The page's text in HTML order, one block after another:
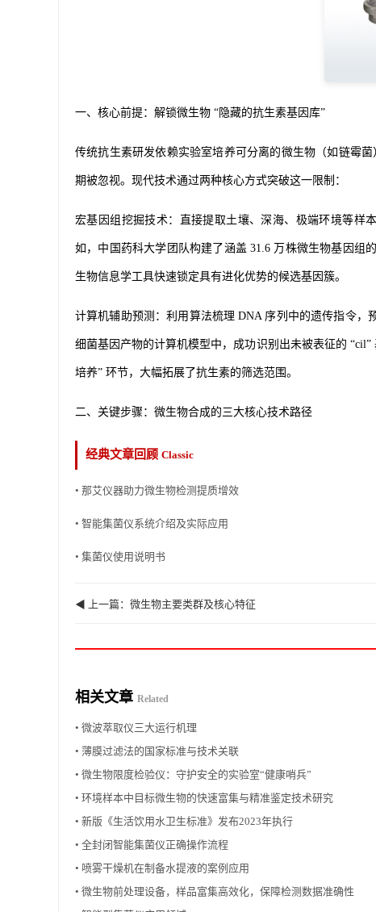
一、核心前提：解锁微生物 “隐藏的抗生素基因库”
传统抗生素研发依赖实验室培养可分离的微生物（如链霉
期被忽视。现代技术通过两种核心方式突破这一限制：
宏基因组挖掘技术 ：直接提取土壤、深海、极端环境等样
如，中国药科大学团队构建了涵盖 31.6 万株微生物基因组
生物信息学工具快速锁定具有进化优势的候选基因簇。
计算机辅助预测 ：利用算法梳理 DNA 序列中的遗传指令，
细菌基因产物的计算机模型中，成功识别出未被表征的
培养” 环节，大幅拓展了抗生素的筛选范围。
二、关键步骤：微生物合成的三大核心技术路径
经典文章回顾 Classic
• 那艾仪器助力微生物检测提质增效
• 智能集菌仪系统介绍及实际应用
• 集菌仪使用说明书
◀ 上一篇：微生物主要类群及核心特征
相关文章 Related
• 微波萃取仪三大运行机理
• 薄膜过滤法的国家标准与技术关联
• 微生物限度检验仪：守护安全的实验室“健康哨兵”
• 环境样本中目标微生物的快速富集与精准鉴定技术研究
• 新版《生活饮用水卫生标准》发布2023年执行
• 全封闭智能集菌仪正确操作流程
• 喷雾干燥机在制备水提液的案例应用
• 微生物前处理设备，样品富集高效化，保障检测数据准确性